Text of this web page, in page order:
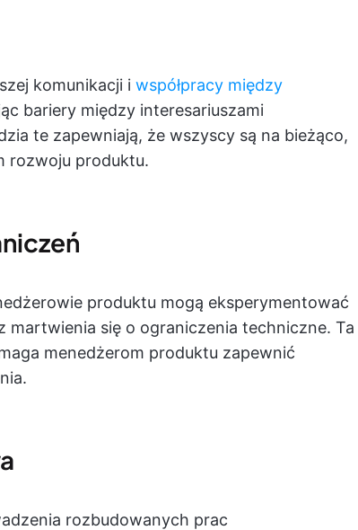
komunikacji i współpracy między
bariery między interesariuszami
te zapewniają, że wszyscy są na bieżąco,
rozwoju produktu.
produktu mogą eksperymentować
martwienia się o ograniczenia techniczne. Ta
menedżerom produktu zapewnić
rozbudowanych prac